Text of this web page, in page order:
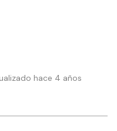
hace 4 años